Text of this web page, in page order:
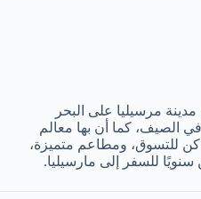
مرسيليا على البحر
الصيف، كما أن بها معالم
للتسوق، ومطاعم متميزة،
للسفر إلى مارسيليا.